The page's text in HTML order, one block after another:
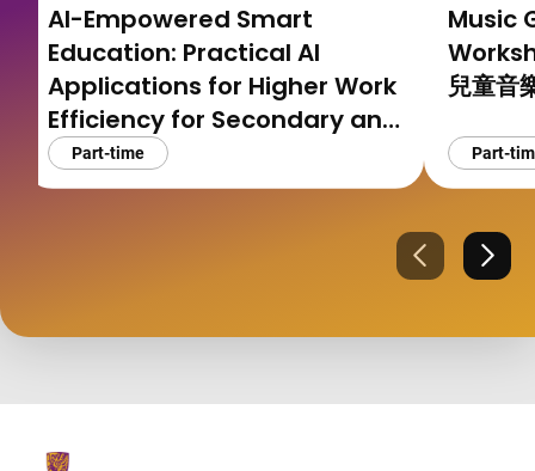
AI-Empowered Smart
Education: Practical AI
Applications for Higher Work
Efficiency for Secondary and
Tertiary Teachers
AI 賦能智慧教育：中學及大專院
Part-time
Music
兒童音
Part-
PreviousNext
The Chinese Univeristy of hong Kong